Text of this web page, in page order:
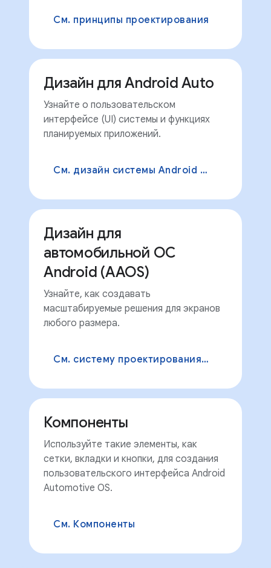
См. принципы проектирования
Дизайн для Android Auto
Узнайте о пользовательском
интерфейсе (UI) системы и функциях
планируемых приложений.
См. дизайн системы Android Auto
Дизайн для
автомобильной ОС
Android (AAOS)
Узнайте, как создавать
масштабируемые решения для экранов
любого размера.
См. систему проектирования AAOS.
Компоненты
Используйте такие элементы, как
сетки, вкладки и кнопки, для создания
пользовательского интерфейса Android
Automotive OS.
См. Компоненты